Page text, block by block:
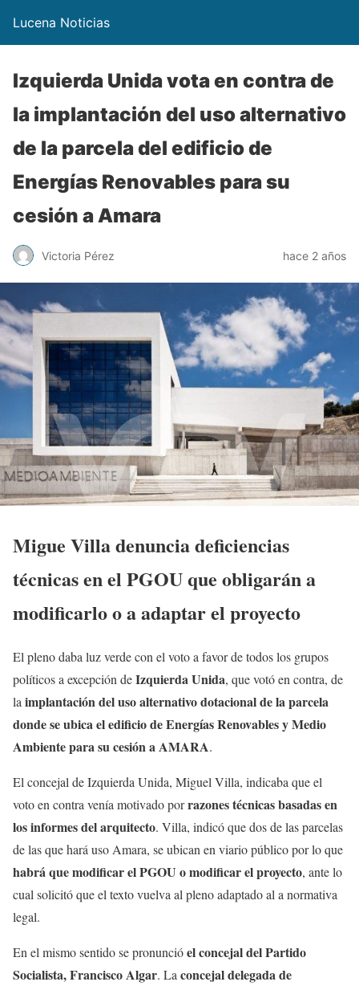
Lucena Noticias
Izquierda Unida vota en contra de
la implantación del uso alternativo
de la parcela del edificio de
Energías Renovables para su
cesión a Amara
Victoria Pérez hace 2 años
Migue Villa denuncia deficiencias
técnicas en el PGOU que obligarán a
modificarlo o a adaptar el proyecto
El pleno daba luz verde con el voto a favor de todos los grupos
políticos a excepción deIzquierda Unida, que votó en contra, de
la implantación del uso alternativo dotacional de la parcela
donde se ubica el edificio de Energías Renovables y Medio
Ambiente para su cesión a AMARA.
El concejal de Izquierda Unida, Miguel Villa, indicaba que el
voto en contra venía motivado porrazones técnicas basadas en
los informes del arquitecto. Villa, indicó que dos de las parcelas
de las que hará uso Amara, se ubican en viario público por lo que
habrá que modificar el PGOU o modificar el proyecto, ante lo
cual solicitó que el texto vuelva al pleno adaptado al a normativa
legal.
En el mismo sentido se pronuncióel concejal del Partido
Socialista, Francisco Algar. La concejal delegada de